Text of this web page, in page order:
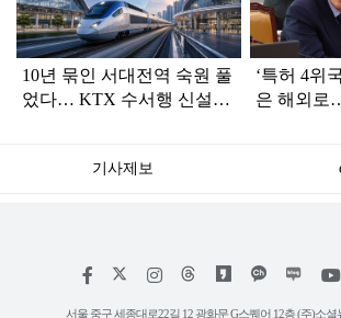
10년 묶인 서대전역 숙원 풀
었다… KTX 수서행 신설에
‘특허 4위
은 해외로
기사제보
페
스
인
타
서울 중구 세종대로22길 12 광화문 G스퀘어 12층 (주)소셜